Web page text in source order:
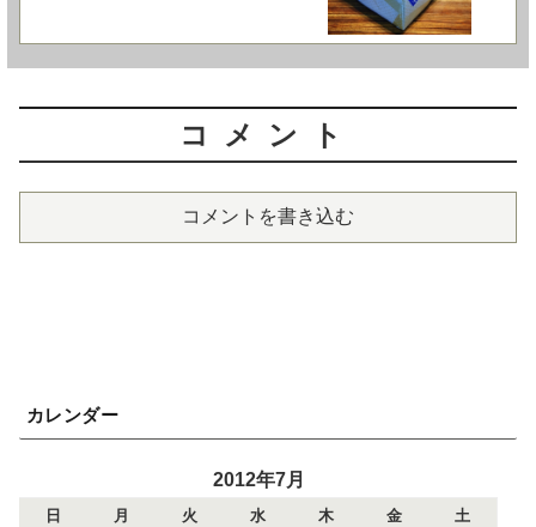
コメント
コメントを書き込む
カレンダー
2012年7月
日 月 火 水 木 金
土